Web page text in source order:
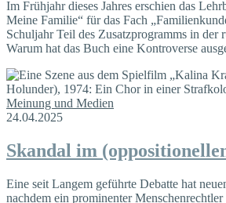
Im Frühjahr dieses Jahres erschien das
Meine Familie“ für das Fach
Schuljahr Teil des Zusatzprogramms in der
Warum hat das Buch eine Kontroverse
Meinung und Medien
24.04.2025
Skandal im
Eine seit Langem geführte Debatte hat
nachdem ein prominenter Menschenrechtler